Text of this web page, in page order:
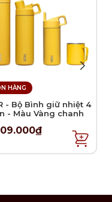
HÀNG
- Bộ Bình giữ nhiệt 4
- Màu Vàng chanh